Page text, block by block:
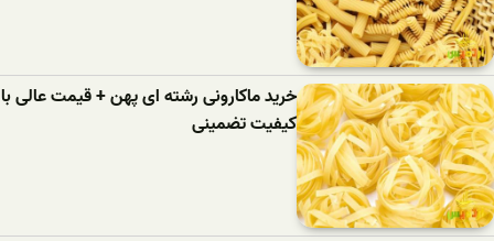
خرید ماکارونی رشته ای پهن + قیمت عالی با
کیفیت تضمینی